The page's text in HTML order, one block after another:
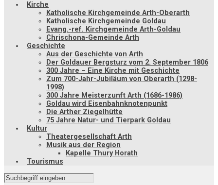
Kirche
Katholische Kirchgemeinde Arth-Oberarth
Katholische Kirchgemeinde Goldau
Evang.-ref. Kirchgemeinde Arth-Goldau
Chrischona-Gemeinde Arth
Geschichte
Aus der Geschichte von Arth
Der Goldauer Bergsturz vom 2. September 1806
300 Jahre – Eine Kirche mit Geschichte
Zum 700-Jahr-Jubiläum von Oberarth (1298-
1998)
300 Jahre Meisterzunft Arth (1686-1986)
Goldau wird Eisenbahnknotenpunkt
Die Arther Ziegelhütte
75 Jahre Natur- und Tierpark Goldau
Kultur
Theatergesellschaft Arth
Musik aus der Region
Kapelle Thury Horath
Tourismus